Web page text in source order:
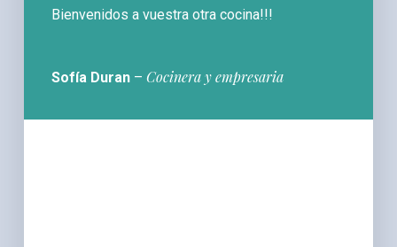
Bienvenidos a vuestra otra cocina!!!
Sofía Duran –Cocinera y empresaria